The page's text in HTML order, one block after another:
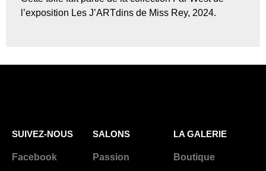
l’exposition Les J’ARTdins de Miss Rey, 2024.
SUIVEZ-NOUS
Facebook
SALONS
Passion
LA GALERIE
Boutique